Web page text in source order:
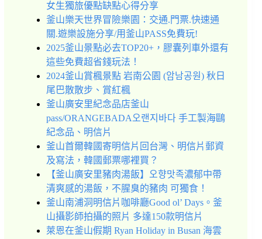
女生獨旅優點缺點心得分享
釜山樂天世界冒險樂園：交通.門票.快速通
關.遊樂設施分享/用釜山PASS免費玩!
2025釜山景點必去TOP20+，膠囊列車外還有
這些免費超省錢玩法！
2024釜山賞楓景點 岩南公園 (암남공원) 秋日
尾巴散散步、賞紅楓
釜山廣安里紀念品店釜山
pass/ORANGEBADA오랜지바다 手工製海鷗
紀念品、明信片
釜山首爾韓國寄明信片回台灣、明信片郵資
及寫法，韓國郵票哪裡買？
【釜山廣安里豬肉湯飯】오향맛족濃郁中帶
清爽感的湯飯，不腥臭的豬肉 可獨食！
釜山南浦洞明信片咖啡廳Good ol’ Days。釜
山攝影師拍攝的照片 多達150款明信片
萊恩在釜山假期 Ryan Holiday in Busan 海雲